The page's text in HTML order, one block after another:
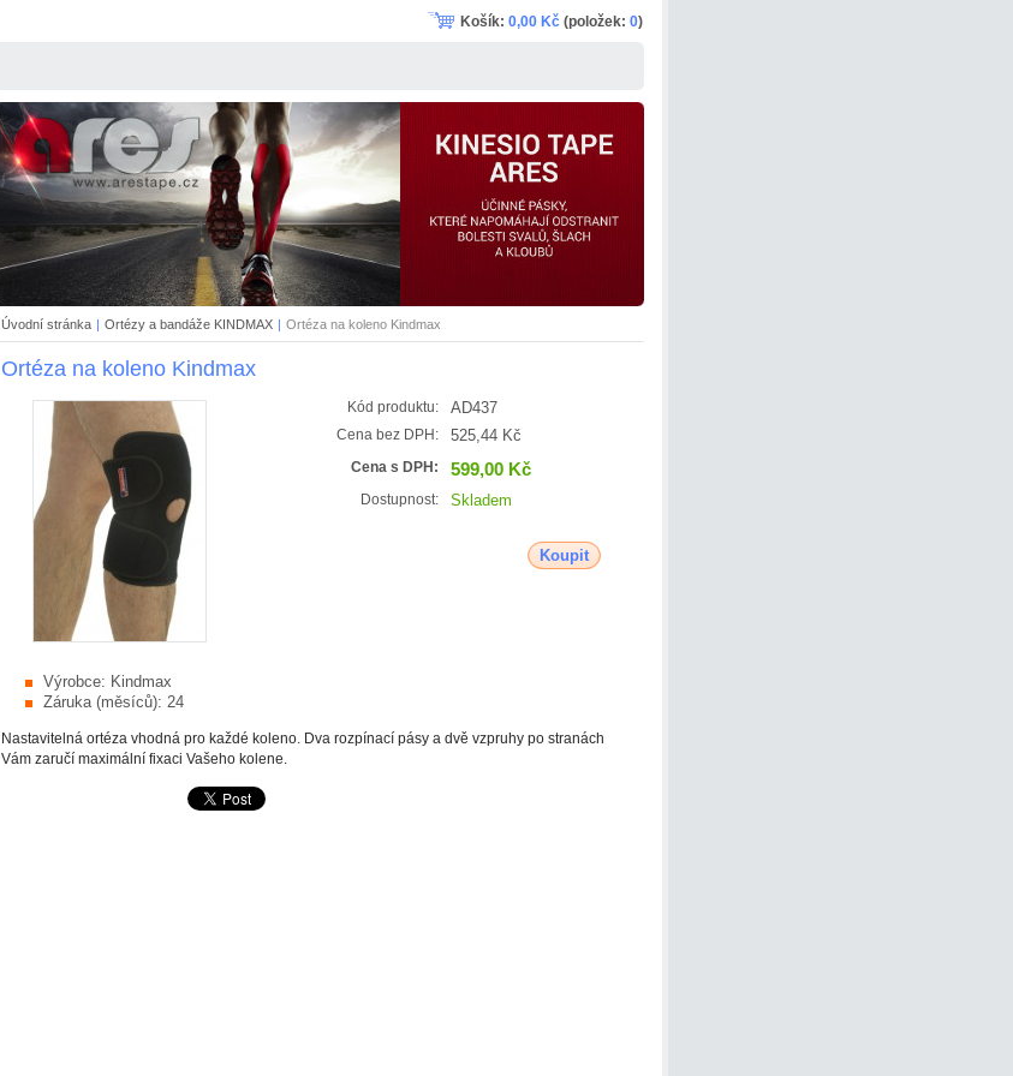
Úvodní stránka | Ortézy a bandáže KINDMAX | Ortéza na koleno Kindmax
Ortéza na koleno Kindmax
Výrobce: Kindmax
Záruka (měsíců): 24
Kód produktu: AD437
Cena bez DPH: 525,44 Kč
Cena s DPH: 599,00 Kč
Dostupnost: Skladem
Koupit
Nastavitelná ortéza vhodná pro každé koleno. Dva rozpínací pásy a dvě vzpruhy po stranách
Vám zaručí maximální fixaci Vašeho kolene.
Košík: 0,00 Kč (položek: 0)